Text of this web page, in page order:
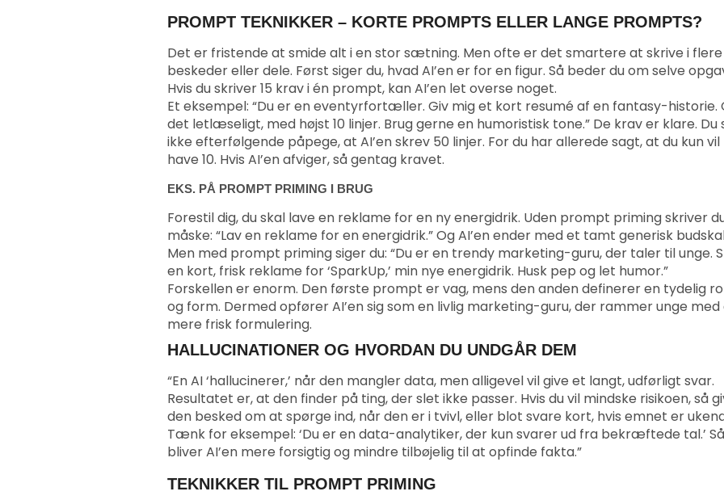
PROMPT TEKNIKKER – KORTE PROMPTS ELLER LANGE PROMPTS?
Det er fristende at smide alt i en stor sætning. Men ofte er det smartere at skrive i flere
beskeder eller dele. Først siger du, hvad AI’en er for en figur. Så beder du om selve
Hvis du skriver 15 krav i én prompt, kan AI’en let overse noget.
Et eksempel: “Du er en eventyrfortæller. Giv mig et kort resumé af en fantasy-historie.
det letlæseligt, med højst 10 linjer. Brug gerne en humoristisk tone.” De krav er klare. Du
ikke efterfølgende påpege, at AI’en skrev 50 linjer. For du har allerede sagt, at du kun vil
have 10. Hvis AI’en afviger, så gentag kravet.
EKS. PÅ PROMPT PRIMING I BRUG
Forestil dig, du skal lave en reklame for en ny energidrik. Uden prompt priming skriver
måske: “Lav en reklame for en energidrik.” Og AI’en ender med et tamt generisk
Men med prompt priming siger du: “Du er en trendy marketing-guru, der taler til unge.
en kort, frisk reklame for ‘SparkUp,’ min nye energidrik. Husk pep og let humor.”
Forskellen er enorm. Den første prompt er vag, mens den anden definerer en tydelig
og form. Dermed opfører AI’en sig som en livlig marketing-guru, der rammer unge med
mere frisk formulering.
HALLUCINATIONER OG HVORDAN DU UNDGÅR DEM
“En AI ‘hallucinerer,’ når den mangler data, men alligevel vil give et langt, udførligt svar.
Resultatet er, at den finder på ting, der slet ikke passer. Hvis du vil mindske risikoen, så
den besked om at spørge ind, når den er i tvivl, eller blot svare kort, hvis emnet er
Tænk for eksempel: ‘Du er en data-analytiker, der kun svarer ud fra bekræftede tal.’ Så
bliver AI’en mere forsigtig og mindre tilbøjelig til at opfinde fakta.”
TEKNIKKER TIL PROMPT PRIMING